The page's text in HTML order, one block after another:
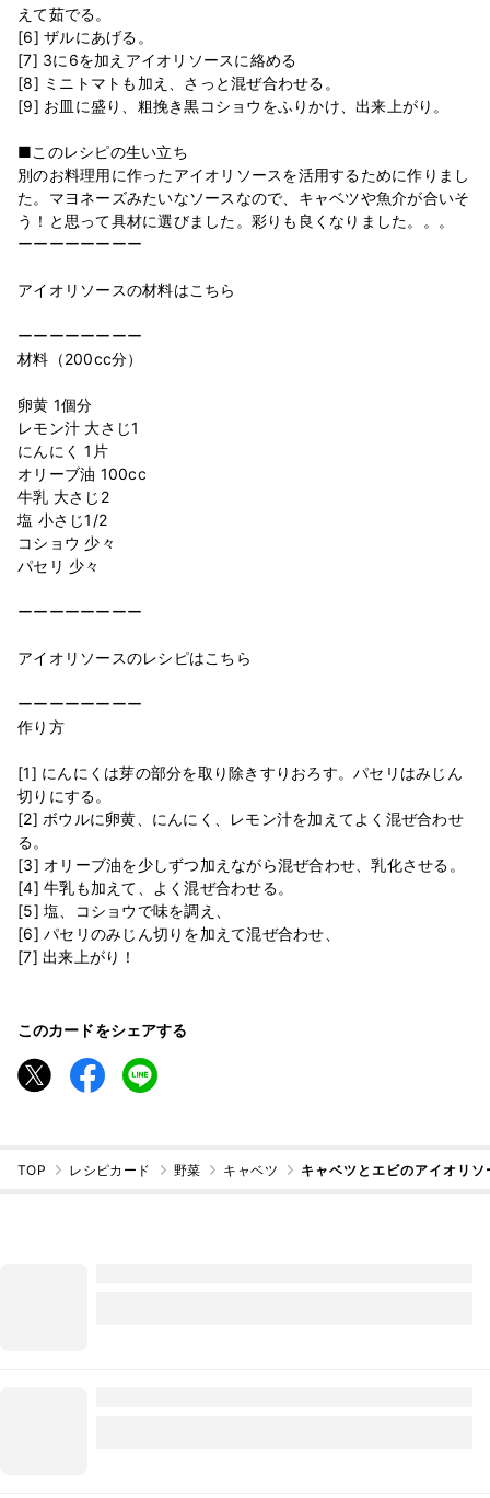
えて茹でる。
[6] ザルにあげる。
[7] 3に6を加えアイオリソースに絡める
[8] ミニトマトも加え、さっと混ぜ合わせる。
[9] お皿に盛り、粗挽き黒コショウをふりかけ、出来上がり。
■このレシピの生い立ち
別のお料理用に作ったアイオリソースを活用するために作りまし
た。マヨネーズみたいなソースなので、キャベツや魚介が合いそ
う！と思って具材に選びました。彩りも良くなりました。。。
ーーーーーーーー
アイオリソースの材料はこちら
ーーーーーーーー
材料（200cc分）
卵黄 1個分
レモン汁 大さじ1
にんにく 1片
オリーブ油 100cc
牛乳 大さじ2
塩 小さじ1/2
コショウ 少々
パセリ 少々
ーーーーーーーー
アイオリソースのレシピはこちら
ーーーーーーーー
作り方
[1] にんにくは芽の部分を取り除きすりおろす。パセリはみじん
切りにする。
[2] ボウルに卵黄、にんにく、レモン汁を加えてよく混ぜ合わせ
る。
[3] オリーブ油を少しずつ加えながら混ぜ合わせ、乳化させる。
[4] 牛乳も加えて、よく混ぜ合わせる。
[5] 塩、コショウで味を調え、
[6] パセリのみじん切りを加えて混ぜ合わせ、
このカードをシェアする
TOP レシピカード 野菜 キャベツ キャベツとエビのアイオリソ